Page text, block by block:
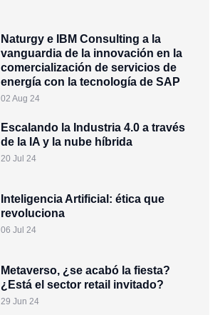
Naturgy e IBM Consulting a la
vanguardia de la innovación en la
comercialización de servicios de
energía con la tecnología de SAP
02 Aug 24
Escalando la Industria 4.0 a través
de la IA y la nube híbrida
20 Jul 24
Inteligencia Artificial: ética que
revoluciona
06 Jul 24
Metaverso, ¿se acabó la fiesta?
¿Está el sector retail invitado?
29 Jun 24